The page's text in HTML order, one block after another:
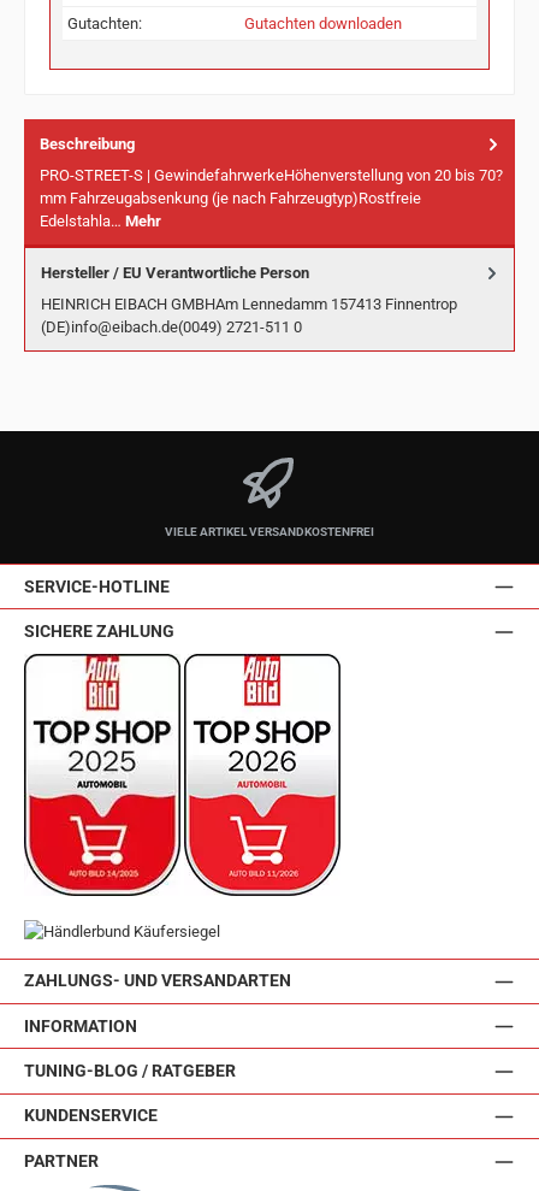
Gutachten:
Gutachten downloaden
Beschreibung
PRO-STREET-S | GewindefahrwerkeHöhenverstellung von 20 bis 70?
mm Fahrzeugabsenkung (je nach Fahrzeugtyp)Rostfreie
Edelstahla… Mehr
Hersteller / EU Verantwortliche Person
HEINRICH EIBACH GMBHAm Lennedamm 157413 Finnentrop
(DE)info@eibach.de(0049) 2721-511 0
VIELE ARTIKEL VERSANDKOSTENFREI
SERVICE-HOTLINE
ZAHLUNGS- UND VERSANDARTEN
INFORMATION
TUNING-BLOG / RATGEBER
KUNDENSERVICE
SICHERE ZAHLUNG
PARTNER